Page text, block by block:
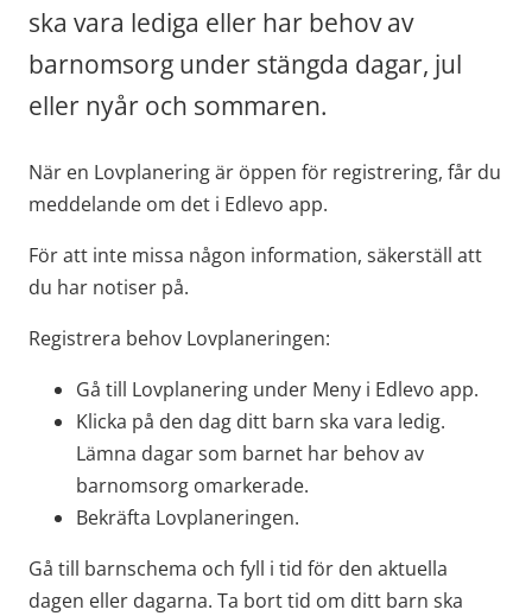
ska vara lediga eller har behov av
barnomsorg under stängda dagar, jul
eller nyår och sommaren.
När en Lovplanering är öppen för registrering, får du
meddelande om det i Edlevo app.
För att inte missa någon information, säkerställ att
du har notiser på.
Registrera behov Lovplaneringen:
Gå till Lovplanering under Meny i Edlevo app.
Klicka på den dag ditt barn ska vara ledig.
Lämna dagar som barnet har behov av
barnomsorg omarkerade.
Bekräfta Lovplaneringen.
Gå till barnschema och fyll i tid för den aktuella
dagen eller dagarna. Ta bort tid om ditt barn ska